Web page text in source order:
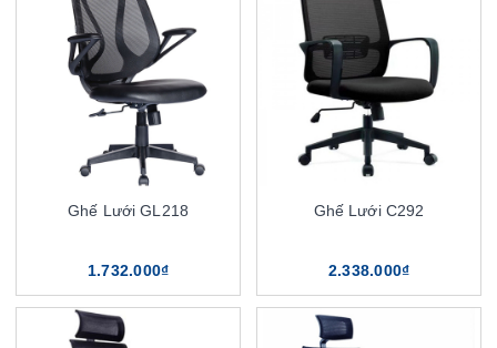
Ghế Lưới GL218
1.732.000₫
Ghế Lưới C292
2.338.000₫